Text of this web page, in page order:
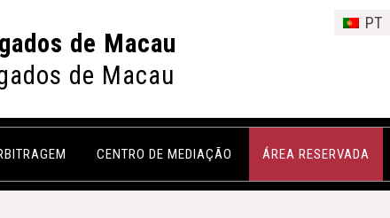
de Macau
de Macau
PT
CENTRO DE MEDIAÇÃO ÁREA RESERVADA